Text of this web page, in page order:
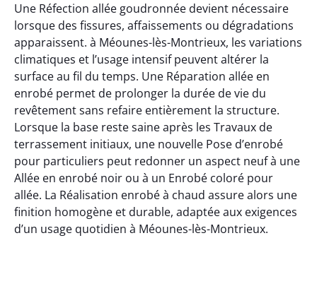
Une Réfection allée goudronnée devient nécessaire
lorsque des fissures, affaissements ou dégradations
apparaissent. à Méounes-lès-Montrieux, les variations
climatiques et l’usage intensif peuvent altérer la
surface au fil du temps. Une Réparation allée en
enrobé permet de prolonger la durée de vie du
revêtement sans refaire entièrement la structure.
Lorsque la base reste saine après les Travaux de
terrassement initiaux, une nouvelle Pose d’enrobé
pour particuliers peut redonner un aspect neuf à une
Allée en enrobé noir ou à un Enrobé coloré pour
allée. La Réalisation enrobé à chaud assure alors une
finition homogène et durable, adaptée aux exigences
d’un usage quotidien à Méounes-lès-Montrieux.